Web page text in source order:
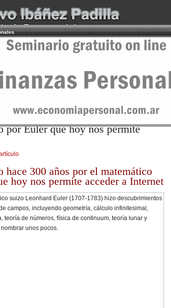
por Euler que hoy nos permite acceder a Internet | Economía
por Euler que hoy nos permite
hace 300 años por el matemático
hoy nos permite acceder a Internet